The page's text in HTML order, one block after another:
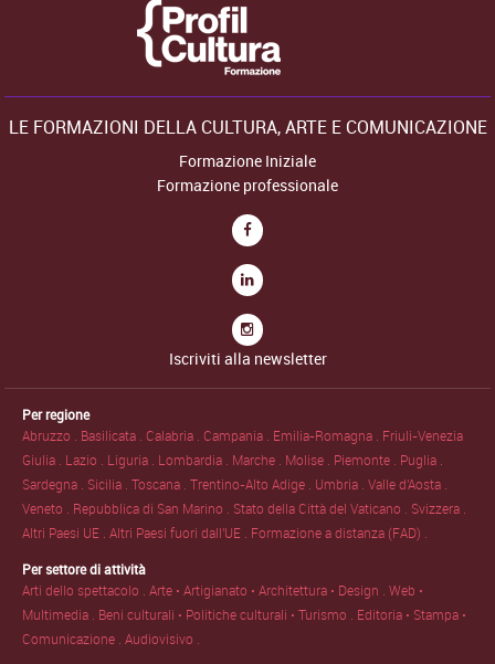
LE FORMAZIONI DELLA CULTURA, ARTE E COMUNICAZIONE
Formazione Iniziale
Formazione professionale
Iscriviti alla newsletter
Per regione
Abruzzo . Basilicata .Calabria .Campania . Emilia-Romagna . Friuli-Venezia
Giulia . Lazio . Liguria . Lombardia . Marche . Molise . Piemonte . Puglia .
Sardegna . Sicilia .Toscana .Trentino-Alto Adige . Umbria .Valle d'Aosta .
Veneto . Repubblica di San Marino . Stato della Città del Vaticano . Svizzera .
Altri Paesi UE .Altri Paesi fuori dall'UE . Formazione a distanza (FAD) .
Per settore di attività
Arti dello spettacolo .Arte • Artigianato • Architettura • Design .Web •
Multimedia . Beni culturali • Politiche culturali • Turismo . Editoria • Stampa •
Comunicazione .Audiovisivo .